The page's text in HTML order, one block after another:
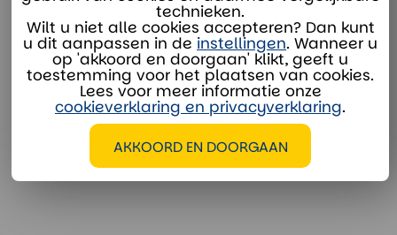
verhuur@divaco.com
Whatsapp
EXTRA OPTIES
technieken.
Wilt u niet alle cookies accepteren? Dan kunt
u dit aanpassen in de instellingen. Wanneer u
op 'akkoord en doorgaan' klikt, geeft u
toestemming voor het plaatsen van cookies.
Lees voor meer informatie onze
cookieverklaring en privacyverklaring.
AKKOORD EN DOORGAAN